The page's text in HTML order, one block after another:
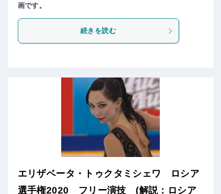
画です。
続きを読む
エリザベータ・トゥクタミシェワ ロシア
選手権2020 フリー演技 (解説：ロシア